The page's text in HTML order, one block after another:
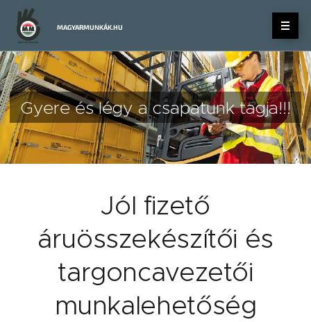
MAGYARMUNKÁK.HU
Gyere és légy a csapatunk tagja!!!
Jól fizető
áruösszekészítői és
targoncavezetői
munkalehetőség